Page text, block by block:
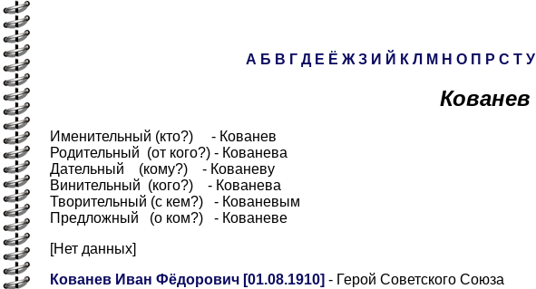
А Б В Г Д Е Ё Ж З И Й К Л М Н О П Р С Т У
Кованев
Именительный (кто?) - Кованев
Родительный (от кого?) - Кованева
Дательный (кому?) - Кованеву
Винительный (кого?) - Кованева
Творительный (с кем?) - Кованевым
Предложный (о ком?) - Кованеве
[Нет данных]
Кованев Иван Фёдорович [01.08.1910] - Герой Советского Союза